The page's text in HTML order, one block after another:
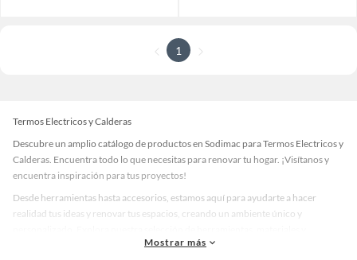
1
Termos Electricos y Calderas
Descubre un amplio catálogo de productos en Sodimac para Termos Electricos y
Calderas. Encuentra todo lo que necesitas para renovar tu hogar. ¡Visítanos y
encuentra inspiración para tus proyectos!
Desde herramientas hasta accesorios, estamos aquí para ayudarte a hacer
realidad tus ideas y renovar tus espacios, creando un ambiente único y
accesorios de calidad que te ayudarán a crear un espacio más tú.
Mostrar más